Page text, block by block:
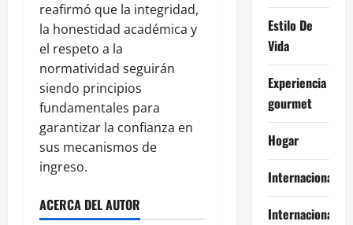
reafirmó que la integridad,
la honestidad académica y
el respeto a la
normatividad seguirán
siendo principios
fundamentales para
garantizar la confianza en
sus mecanismos de
ingreso.
ACERCA DEL AUTOR
Estilo De
Vida
Experiencia
gourmet
Hogar
Internacional
Internacionales